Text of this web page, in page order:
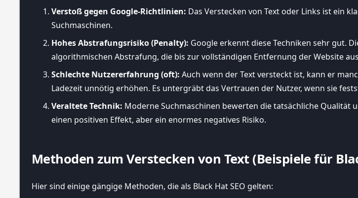
Verstoß gegen Google-Richtlinien: Das Verstecken von Text oder Links ist ein
Suchmaschinen.
Hohes Abstrafungsrisiko (Penalty): Google erkennt diese Techniken sehr gut.
algorithmischen Abstrafung, die bis zur vollständigen Entfernung der Website
Schlechte Nutzererfahrung (oft): Auch wenn der Text versteckt ist, kann er
Ladezeit unnötig erhöhen. Es untergräbt das Vertrauen der Nutzer, wenn sie
Veraltete Technik: Moderne Suchmaschinen bewerten die tatsächliche Qualität
einen positiven Effekt, aber ein enormes negatives Risiko.
Methoden zum Verstecken von Text (Beispiele für
Hier sind einige gängige Methoden, die als Black Hat SEO gelten: